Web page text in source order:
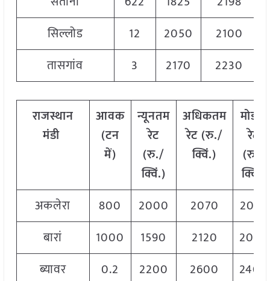
सिल्लोड
12 2050 2100
तासगांव
3 2170 2230
राजस्थान
मंडी
आवक
(टन
में)
न्यूनतम
रेट
(रु./
क्विं.)
अधिकतम
रेट (रु./
क्विं.)
मोडल
रेट
(रु./
क्विं.)
अकलेरा
800 2000 2070
2035
बारां
1000 1590 2120
2050
ब्यावर
0.2 2200 2600
2400